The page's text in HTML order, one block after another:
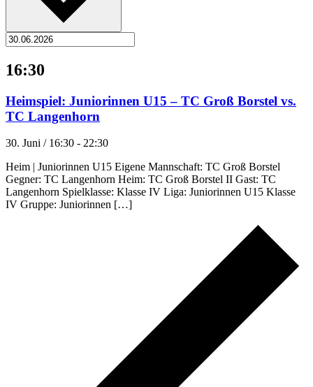
16:30
Heimspiel: Juniorinnen U15 – TC Groß Borstel vs.
TC Langenhorn
30. Juni / 16:30 - 22:30
Heim | Juniorinnen U15 Eigene Mannschaft: TC Groß Borstel
Gegner: TC Langenhorn Heim: TC Groß Borstel II Gast: TC
Langenhorn Spielklasse: Klasse IV Liga: Juniorinnen U15 Klasse
IV Gruppe: Juniorinnen […]